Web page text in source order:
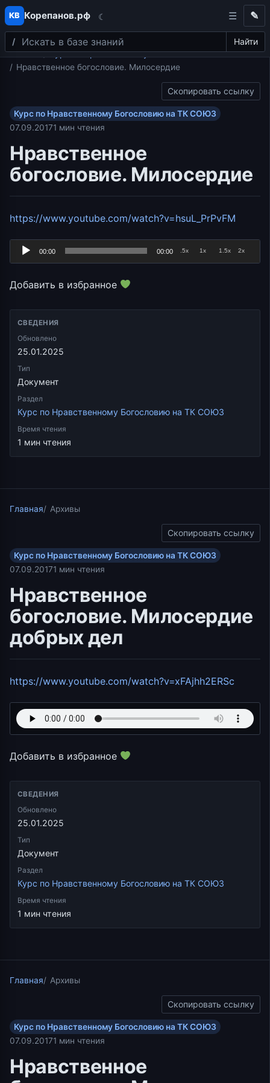
Перейти к содержимому
КВ Корепанов.рф ☾
Поиск Найти
✎
Главная
Курс по Нравственному Богословию на ТК СОЮЗ
Нравственное богословие. Милосердие
Скопировать ссылку
Курс по Нравственному Богословию на ТК СОЮЗ
07.09.20171 мин чтения
Нравственное
богословие. Милосердие
https://www.youtube.com/watch?v=hsuL_PrPvFM
00:00 00:00 .5x 1x 1.5x 2x
Добавить в избранное
СВЕДЕНИЯ
Обновлено
25.01.2025
Тип
Документ
Раздел
Курс по Нравственному Богословию на ТК СОЮЗ
Время чтения
1 мин чтения
Главная Архивы
Скопировать ссылку
Курс по Нравственному Богословию на ТК СОЮЗ
07.09.20171 мин чтения
Нравственное
богословие. Милосердие
добрых дел
https://www.youtube.com/watch?v=xFAjhh2ERSc
Добавить в избранное
СВЕДЕНИЯ
Обновлено
25.01.2025
Тип
Документ
Раздел
Курс по Нравственному Богословию на ТК СОЮЗ
Время чтения
1 мин чтения
Главная Архивы
Скопировать ссылку
Курс по Нравственному Богословию на ТК СОЮЗ
07.09.20171 мин чтения
Нравственное